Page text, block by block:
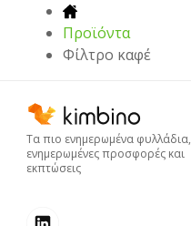
Προϊόντα
Φίλτρο καφέ
Τα πιο ενημερωμένα φυλλάδια,
ενημερωμένες προσφορές και
εκπτώσεις